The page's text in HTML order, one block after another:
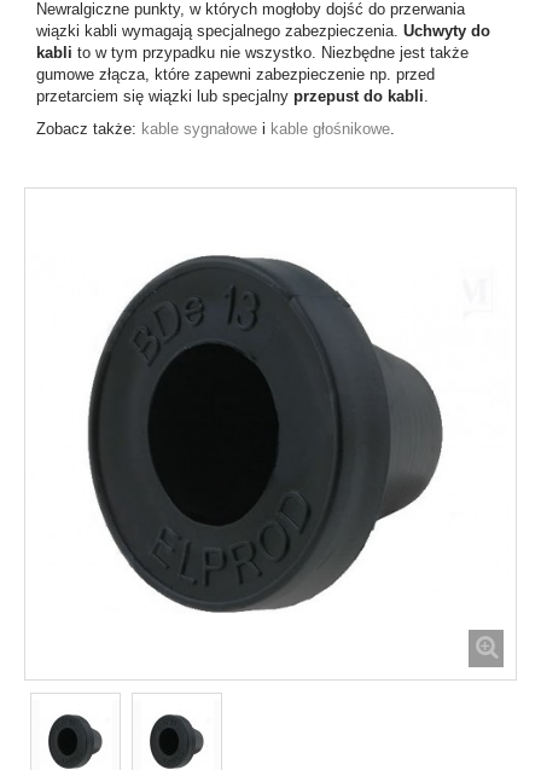
Newralgiczne punkty, w których mogłoby dojść do przerwania
wiązki kabli wymagają specjalnego zabezpieczenia. Uchwyty do
kabli to w tym przypadku nie wszystko. Niezbędne jest także
gumowe złącza, które zapewni zabezpieczenie np. przed
przetarciem się wiązki lub specjalny przepust do kabli.
Zobacz także: kable sygnałowe i kable głośnikowe.